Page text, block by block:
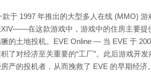
于 1997 年推出的大型多人在线 (MMO) 游
在这款游戏中，游戏中的住房主要提
的土地投机。EVE Online — 当 EVE 于
了对经济至关重要的“工厂”。此后游戏开
产的投机者，从而挽救了 EVE 的早期经济。